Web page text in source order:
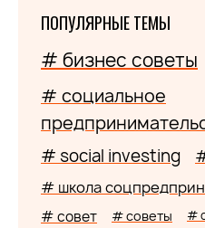
ПОПУЛЯРНЫЕ ТЕМЫ
# бизнес советы
# социальное
# social investing
# школа
# совет # советы #